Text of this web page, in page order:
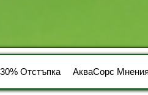
30% Отстъпка АкваСорс Мнения